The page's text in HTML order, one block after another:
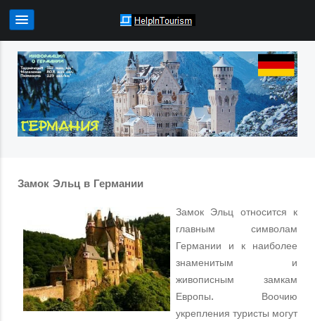
Замок Эльц в Германии
Замок Эльц относится к
главным символам
Германии и к наиболее
знаменитым и
живописным замкам
Европы. Воочию
укрепления туристы могут